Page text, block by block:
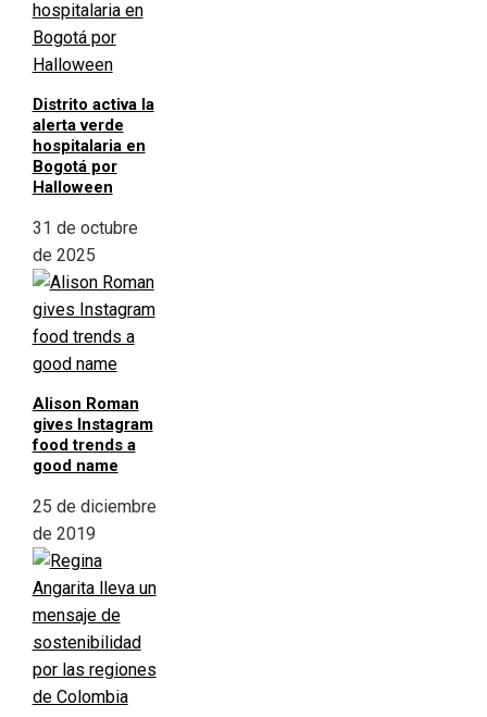
Distrito activa la
alerta verde
hospitalaria en
Bogotá por
Halloween
31 de octubre
de 2025
Alison Roman
gives Instagram
food trends a
good name
25 de diciembre
de 2019